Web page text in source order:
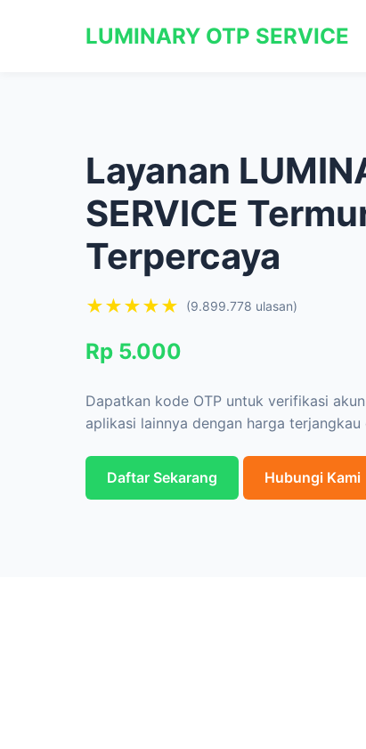
LUMINARY OTP SERVICE
Layanan
SERVICE
Terpercaya
★★★★★ (9.899.778 ulasan)
Rp 5.000
Dapatkan kode OTP untuk verifikasi
aplikasi lainnya dengan harga terjangkau
Daftar Sekarang Hubungi Kami